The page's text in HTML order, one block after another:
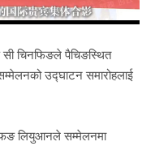
सी चिनफिङले पैचिङस्थित
उद्घाटन समारोहलाई
फङ लियुआनले सम्मेलनमा